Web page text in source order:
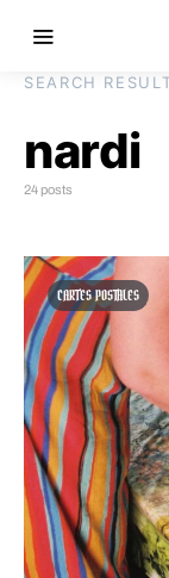
SEARCH
nardi
24 posts
CARTES POSTALES